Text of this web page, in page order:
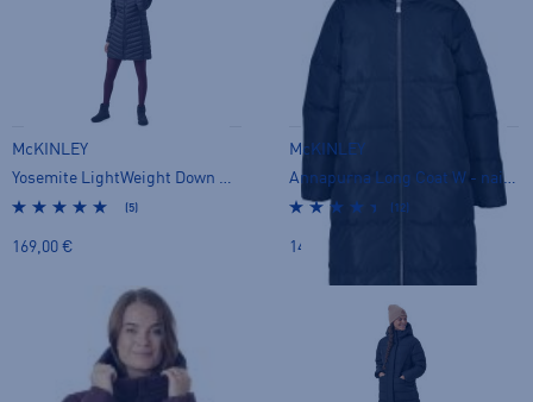
McKINLEY
Yosemite LightWeight Down Coat W - naisten untuvatakki
(5)
169,00 €
McKINLEY
Annapurna Long Coat W - naisten toppatakki
(12)
149,00 €